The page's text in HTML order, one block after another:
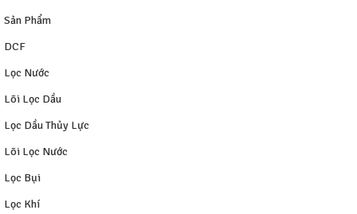
Sản Phẩm
DCF
Lọc Nước
Lõi Lọc Dầu
Lọc Dầu Thủy Lực
Lõi Lọc Nước
Lọc Bụi
Lọc Khí